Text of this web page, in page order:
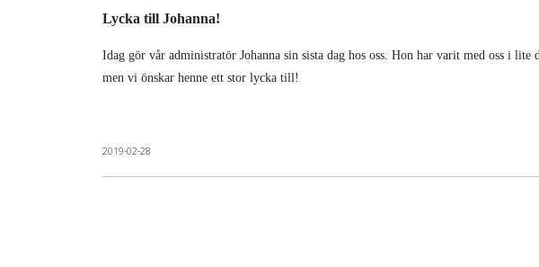
Lycka till Johanna!
Idag gör vår administratör Johanna sin sista dag hos oss. Hon har varit med oss i
men vi önskar henne ett stor lycka till!
2019-02-28